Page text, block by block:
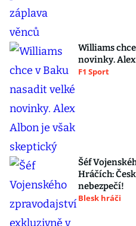
Williams
novinky.
F1 Sport
Šéf
Hráčích:
nebezpečí!
Blesk hráči